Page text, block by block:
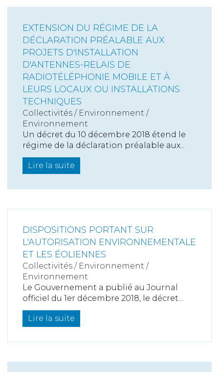
EXTENSION DU RÉGIME DE LA
DÉCLARATION PRÉALABLE AUX
PROJETS D'INSTALLATION
D'ANTENNES-RELAIS DE
RADIOTÉLÉPHONIE MOBILE ET À
LEURS LOCAUX OU INSTALLATIONS
TECHNIQUES
Collectivités / Environnement /
Environnement
Un décret du 10 décembre 2018 étend le
régime de la déclaration préalable aux...
Lire la suite
DISPOSITIONS PORTANT SUR
L'AUTORISATION ENVIRONNEMENTALE
ET LES ÉOLIENNES
Collectivités / Environnement /
Environnement
Le Gouvernement a publié au Journal
officiel du 1er décembre 2018, le décret...
Lire la suite